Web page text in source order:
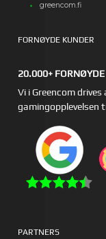
greencom.fi
FORNØYDE KUNDER
20.000+
Vi i Greencom
gamingopplevelsen
PARTNERS